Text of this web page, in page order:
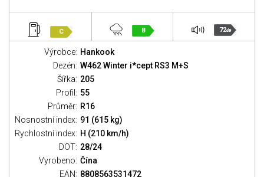
C B 72dB
Výrobce: Hankook
Dezén: W462 Winter i*cept RS3 M+S
Šířka: 205
Profil: 55
Průměr: R16
Nosnostní index: 91 (615 kg)
Rychlostní index: H (210 km/h)
DOT: 28/24
Vyrobeno: Čína
EAN: 8808563531472